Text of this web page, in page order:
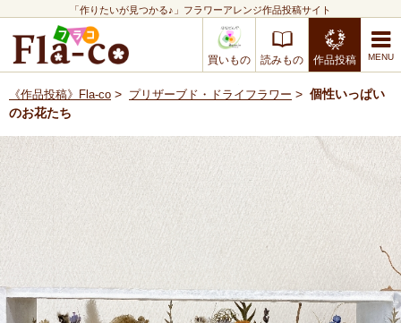
「作りたいが見つかる♪」フラワーアレンジ作品投稿サイト
買いもの 読みもの 作品投稿
《作品投稿》Fla-co > プリザーブド・ドライフラワー > 個性いっぱい
のお花たち